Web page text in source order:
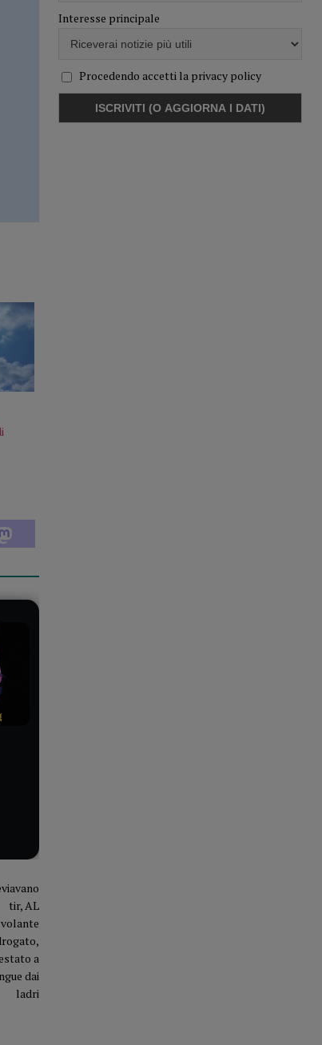
Interesse principale
Procedendo accetti la privacy policy